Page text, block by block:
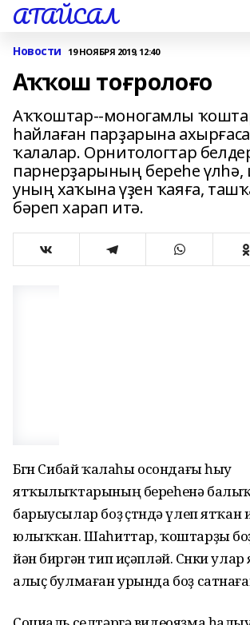
АТАЙСАЛ
Новости 19 НОЯБРЯ 2019, 12:40
Аҡҡош тоғролоғо
Аҡҡоштар--моногамлы
һайлаған парҙарына
ҡалалар. Орнитологтар
парнерҙарының береһе үлһә,
уның хаҡына үҙен ҡаяға,
бәреп харап итә.
Бөгөн Сибай ҡалаһы осондағы һыу
ятҡылыҡтарының береһенә балыҡ
барыусылар боҙ өҫтөндә үлеп
юлыҡҡан. Шаһиттар, ҡоштарҙы
йән биргән тип иҫәпләй. Сөнки улар
алыҫ булмаған урында боҙ